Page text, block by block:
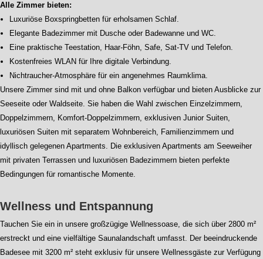
Alle Zimmer bieten:
Luxuriöse Boxspringbetten für erholsamen Schlaf.
Elegante Badezimmer mit Dusche oder Badewanne und WC.
Eine praktische Teestation, Haar-Föhn, Safe, Sat-TV und Telefon.
Kostenfreies WLAN für Ihre digitale Verbindung.
Nichtraucher-Atmosphäre für ein angenehmes Raumklima.
Unsere Zimmer sind mit und ohne Balkon verfügbar und bieten Ausblicke zur
Seeseite oder Waldseite. Sie haben die Wahl zwischen Einzelzimmern,
Doppelzimmern, Komfort-Doppelzimmern, exklusiven Junior Suiten,
luxuriösen Suiten mit separatem Wohnbereich, Familienzimmern und
idyllisch gelegenen Apartments. Die exklusiven Apartments am Seeweiher
mit privaten Terrassen und luxuriösen Badezimmern bieten perfekte
Bedingungen für romantische Momente.
Wellness und Entspannung
Tauchen Sie ein in unsere großzügige Wellnessoase, die sich über 2800 m²
erstreckt und eine vielfältige Saunalandschaft umfasst. Der beeindruckende
Badesee mit 3200 m² steht exklusiv für unsere Wellnessgäste zur Verfügung